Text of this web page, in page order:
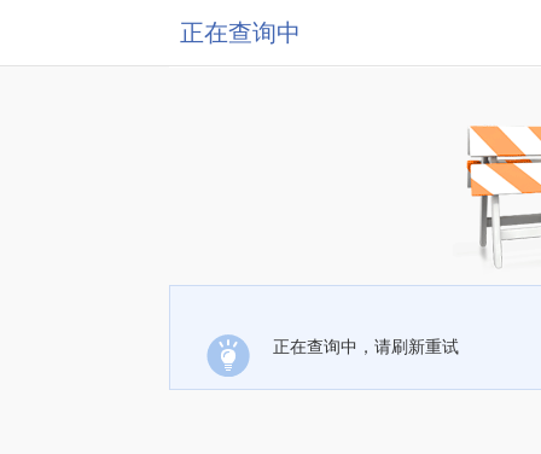
正在查询中
正在查询中，请刷新重试